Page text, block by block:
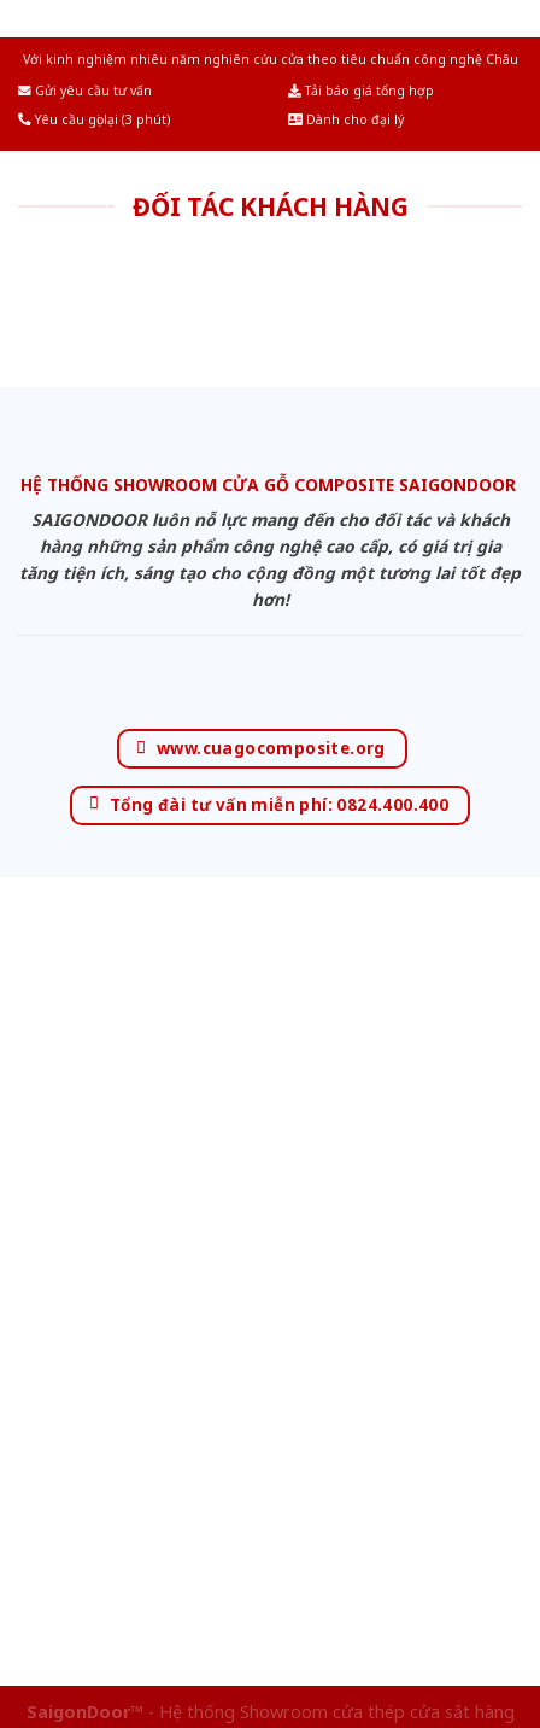
Với kinh nghiệm nhiêu năm nghiên cứu cửa theo tiêu chuẩn công nghệ Châu
Gửi yêu cầu tư vấn
Tải báo giá tổng hợp
Yêu cầu gọi lại (3 phút)
Dành cho đại lý
ĐỐI TÁC KHÁCH HÀNG
HỆ THỐNG SHOWROOM CỬA GỖ COMPOSITE SAIGONDOOR
SAIGONDOOR luôn nỗ lực mang đến cho đối tác và khách
hàng những sản phẩm công nghệ cao cấp, có giá trị gia
tăng tiện ích, sáng tạo cho cộng đồng một tương lai tốt đẹp
hơn!
www.cuagocomposite.org
Tổng đài tư vấn miễn phí: 0824.400.400
SaigonDoor™ - Hệ thống Showroom cửa thép cửa sắt hàng